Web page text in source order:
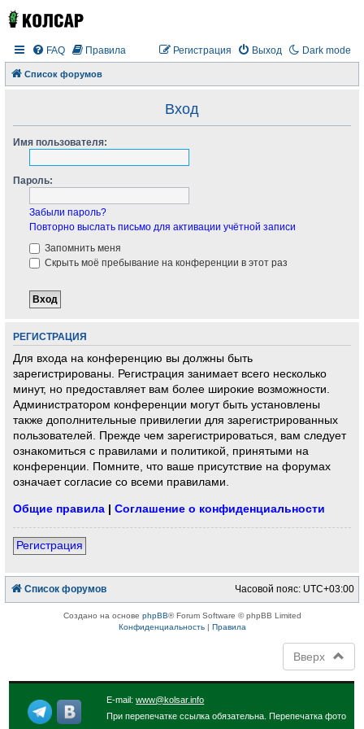
Dark mode
FAQ Правила Выход
Регистрация
Список форумов
Вход
Имя пользователя:
Пароль:
Забыли пароль?
Повторно выслать письмо для активации учётной записи
Запомнить меня
Скрыть моё пребывание на конференции в этот раз
РЕГИСТРАЦИЯ
Для входа на конференцию вы должны быть
зарегистрированы. Регистрация занимает всего несколько
минут, но предоставляет вам более широкие возможности.
Администратором конференции могут быть установлены
также дополнительные привилегии для зарегистрированных
пользователей. Прежде чем зарегистрироваться, вам следует
ознакомиться с правилами и политикой, принятыми на
конференции. Помните, что ваше присутствие на форумах
означает согласие со всеми правилами.
Общие правила |Соглашение о конфиденциальности
Регистрация
Список форумов Часовой пояс: UTC+03:00
Создано на основе phpBB® Forum Software © phpBB Limited
Конфиденциальность| Правила
Вверх
E-mail:www@kolsar.info
При перепечатке ссылка обязательна. Перепечатка фото